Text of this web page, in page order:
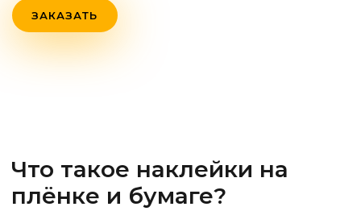
ЗАКАЗАТЬ
Что такое наклейки на
плёнке и бумаге?